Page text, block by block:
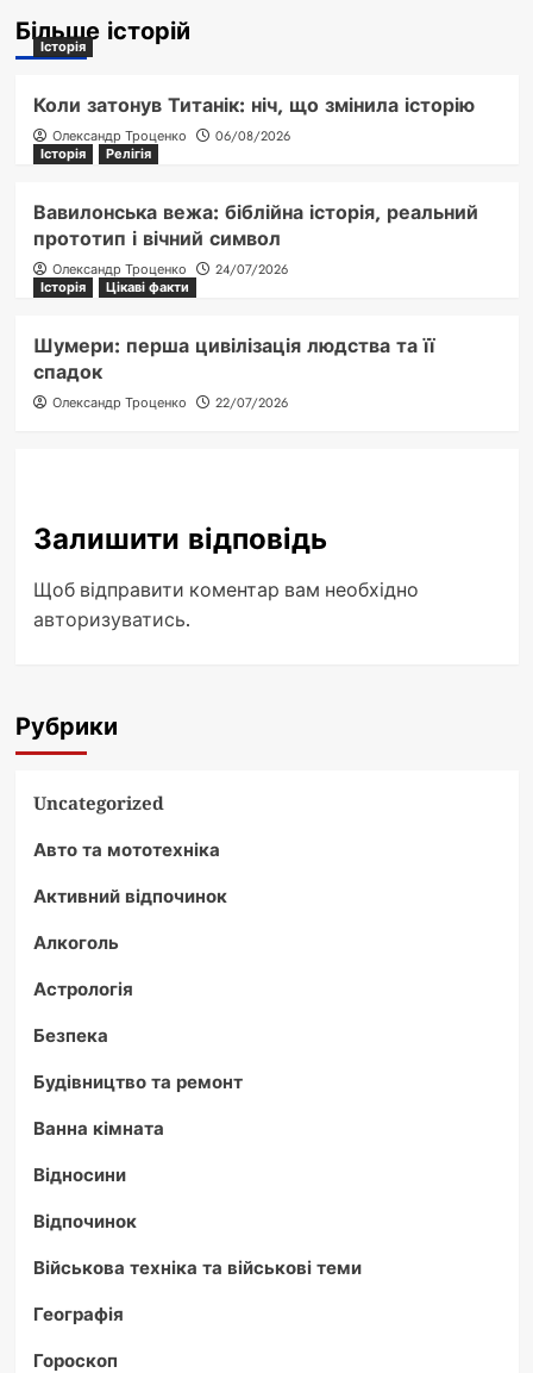
Більше історій
Історія
Коли затонув Титанік: ніч, що змінила історію
Олександр Троценко
06/08/2026
Історія
Релігія
Вавилонська вежа: біблійна історія, реальний
прототип і вічний символ
Олександр Троценко
24/07/2026
Історія
Цікаві факти
Шумери: перша цивілізація людства та її
спадок
Олександр Троценко 22/07/2026
Залишити відповідь
Щоб відправити коментар вам необхідно
авторизуватись.
Рубрики
Uncategorized
Авто та мототехніка
Активний відпочинок
Алкоголь
Астрологія
Безпека
Будівництво та ремонт
Ванна кімната
Відносини
Відпочинок
Військова техніка та військові теми
Географія
Гороскоп